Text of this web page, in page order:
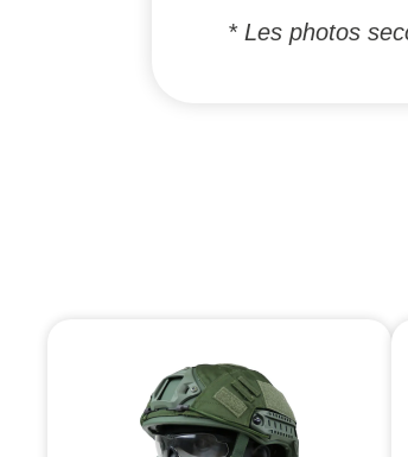
* Les photos